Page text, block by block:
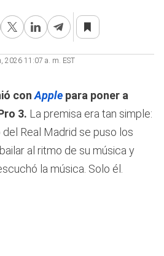
2026 11:07 a. m. EST
conApple para poner a
3. La premisa era tan simple:
Real Madrid se puso los
al ritmo de su música y
la música. Solo él.